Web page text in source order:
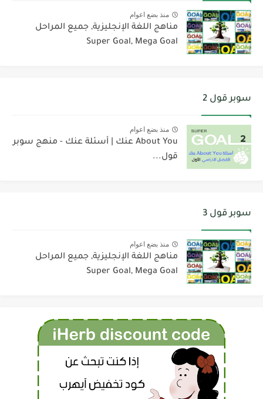
منذ بضع اعوام
مناهج اللغة الإنجليزية, جميع المراحل
Super Goal, Mega Goal
سوبر قول 2
منذ بضع اعوام
About You عنك | أسئلة عنك - منهج سوبر
قول...
سوبر قول 3
منذ بضع اعوام
مناهج اللغة الإنجليزية, جميع المراحل
Super Goal, Mega Goal